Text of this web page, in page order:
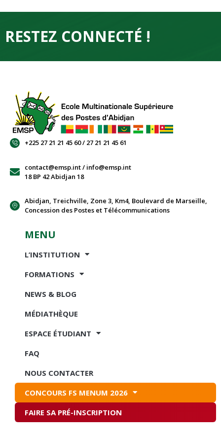
RESTEZ CONNECTÉ !
+225 27 21 21 45 60 / 27 21 21 45 61
contact@emsp.int / info@emsp.int
18 BP 42 Abidjan 18
Abidjan, Treichville, Zone 3, Km4, Boulevard de Marseille,
Concession des Postes et Télécommunications
MENU
L’INSTITUTION
FORMATIONS
NEWS & BLOG
MÉDIATHÈQUE
ESPACE ÉTUDIANT
FAQ
NOUS CONTACTER
CONCOURS FS MENUM 2026
FAIRE SA PRÉ-INSCRIPTION